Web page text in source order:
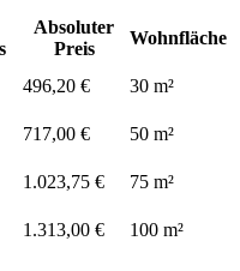
Absoluter
Preis
Wohnfläche
496,20 €
30 m²
717,00 €
50 m²
1.023,75 €
75 m²
1.313,00 € 100 m²